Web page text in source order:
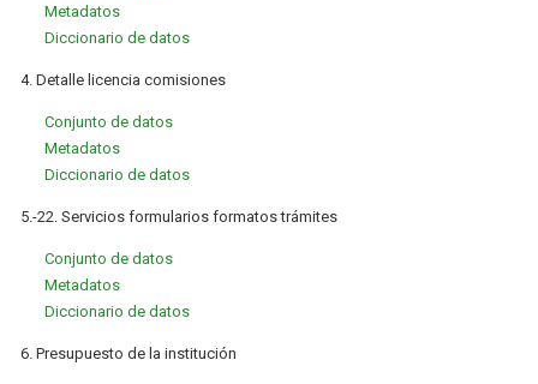
Metadatos
Diccionario de datos
4. Detalle licencia comisiones
Conjunto de datos
Metadatos
Diccionario de datos
5.-22. Servicios formularios formatos trámites
Conjunto de datos
Metadatos
Diccionario de datos
6. Presupuesto de la institución